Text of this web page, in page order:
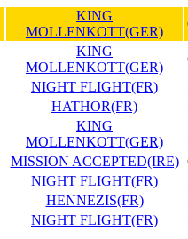
KING
MOLLENKOTT(GER)
KING
MOLLENKOTT(GER)
NIGHT FLIGHT(FR)
HATHOR(FR)
KING
MOLLENKOTT(GER)
MISSION ACCEPTED(IRE)
NIGHT FLIGHT(FR)
HENNEZIS(FR)
NIGHT FLIGHT(FR)